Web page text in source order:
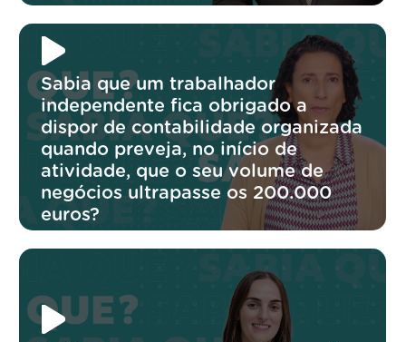
Sabia que um trabalhador
independente fica obrigado a
dispor de contabilidade organizada
quando preveja, no início de
atividade, que o seu volume de
negócios ultrapasse os 200.000
euros?